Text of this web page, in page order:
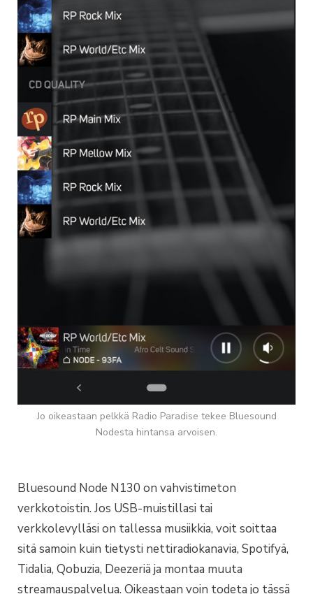
Jo oikeastaan pelkkä Radio Paradise tekee Bluesound
Nodesta hintansa arvoisen.
Bluesound Node N130 on vahvistimeton
verkkotoistin. Jos USB-muistillasi tai
verkkolevylläsi on tallessa musiikkia, voit soittaa
sitä samoin kuin tietysti nettiradiokanavia, Spotifyä,
Tidalia, Qobuzia, Deezeriä ja montaa muuta
streamauspalvelua. Oikeastaan voin todeta jo tässä